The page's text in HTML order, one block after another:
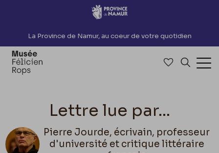
Accèder directement au contenu
La Province de Namur, au coeur de votre quotidien
Accéder à
Lettre lue par...
Pierre Jourde, écrivain, professeur
d'université et critique littéraire